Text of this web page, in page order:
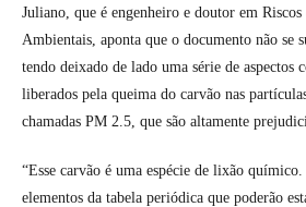
Juliano, que é engenheiro e doutor em Riscos
Ambientais, aponta que o documento não se
tendo deixado de lado uma série de aspectos
liberados pela queima do carvão nas
chamadas PM 2.5, que são altamente
“Esse carvão é uma espécie de lixão
elementos da tabela periódica que poderão